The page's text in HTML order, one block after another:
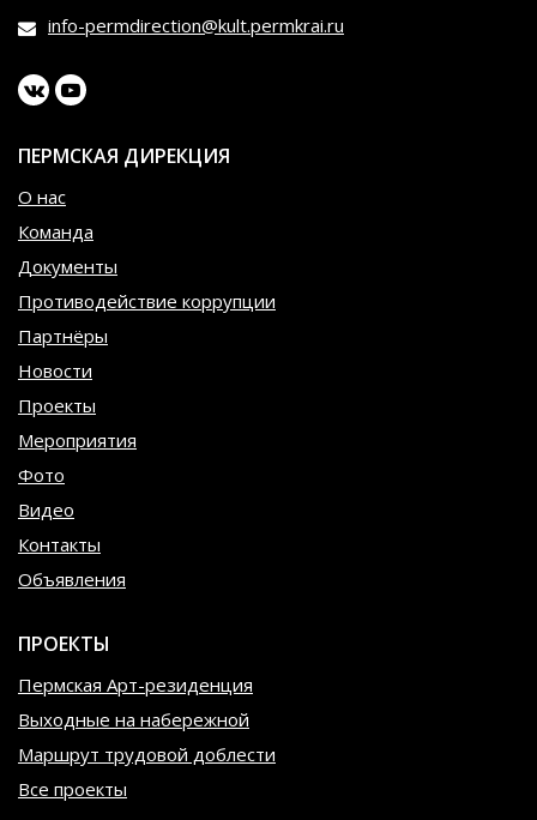
info-permdirection@kult.permkrai.ru
ПЕРМСКАЯ ДИРЕКЦИЯ
О нас
Команда
Документы
Противодействие коррупции
Партнёры
Новости
Проекты
Мероприятия
Фото
Видео
Контакты
Объявления
ПРОЕКТЫ
Пермская Арт-резиденция
Выходные на набережной
Маршрут трудовой доблести
Все проекты